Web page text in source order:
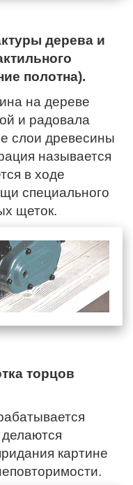
дерева и
полотна).
на дереве
и радовала
слои древесины
называется
в ходе
специального
щеток.
торцов
делаются
картине